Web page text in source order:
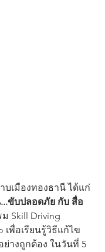
บเมืองทองธานี ได้แก่
ขับปลอดภัย กับ สื่อ
Skill Driving
เพื่อเรียนรู้วิธีแก้ไข
างถูกต้อง ในวันที่ 5